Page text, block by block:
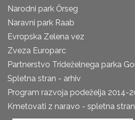
Narodni park Őrseg
Naravni park Raab
Evropska Zelena vez
Zveza Europarc
Partnerstvo Trideželnega parka
Spletna stran - arhiv
Program razvoja podeželja 2014-
Kmetovati z naravo - spletna stran